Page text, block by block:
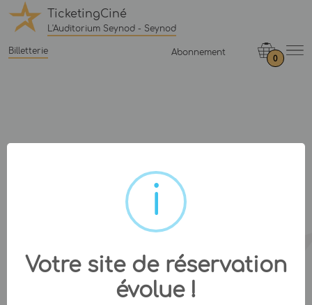
TicketingCiné
L'Auditorium Seynod - Seynod
Billetterie Abonnement
0
Votre site de réservation
évolue !